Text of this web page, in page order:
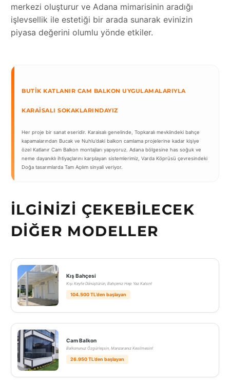
merkezi oluşturur ve Adana mimarisinin aradığı
işlevsellik ile estetiği bir arada sunarak evinizin
piyasa değerini olumlu yönde etkiler.
BUTIK KATLANIR CAM BALKON UYGULAMALARIYLA
KARAISALI SOKAKLARINDAYIZ
Her proje bir sanat eseridir. Karaisalı genelinde, Topkaralı mevkiindeki bahçe
kapamalarından Bucak ve Nuhlu’daki balkon camlama projelerine kadar kişiye
özel Katlanır Cam Balkon montajları yapıyoruz. Adana bölgesine has soğuk ve
neme dayanıklı ihtiyaçlarını karşılayan sistemlerimiz, Varda Köprüsü çevresindeki
Doğa tasarımlarda Tam Açılım sinyali veriyor.
İLGINIZI ÇEKEBILECEK
DIĞER MODELLER
Kış Bahçesi
Kışı Keyfe Dönüştürün, Bahçeniz Hep Yaz Kalsın!
104.500 TL’den başlayan
Cam Balkon
Balkonunuz Özgürleşsin, Manzaranız Kesilmesin!
26.950 TL’den başlayan